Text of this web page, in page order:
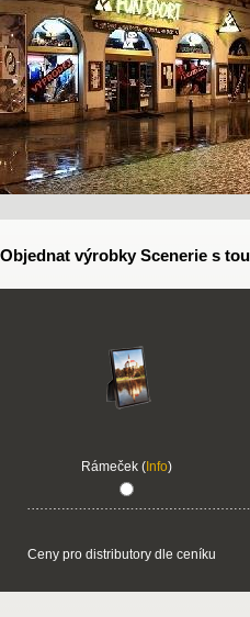
Objednat výrobky Scenerie s
Rámeček (Info)
Ceny pro distributory dle ceníku